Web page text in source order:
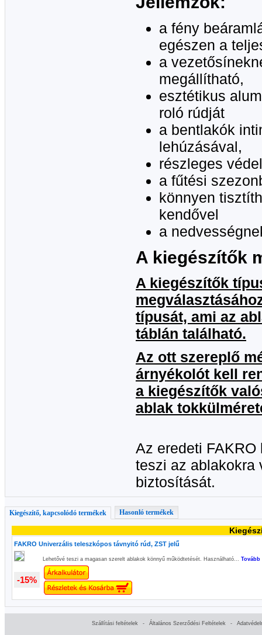
a fény
egészen a
a
megállítható,
esztétikus
roló rúdját
a bentlakók
lehúzásával,
részleges
a fűtési
könnyen
kendővel
a
A kiegészítők
A kiegészítők
típusát, ami az
táblán található.
Az ott szereplő
árnyékolót kell
a kiegészítők
ablak
Az eredeti
teszi az ablakokra
biztosítását.
Kiegészítő, kapcsolódó termékek Hasonló termékek
FAKRO Univerzális teleszkópos távnyitó rúd, ZST jelű
Lehetővé teszi a magasan szerelt ablakok könnyű működtetését. Használható... Tovább
-15%
Szállítási feltételek - Általános Szerződési Feltételek -